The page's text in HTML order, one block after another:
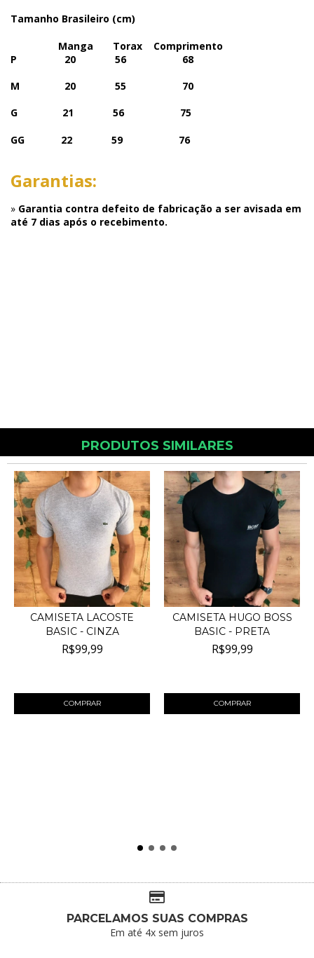
Tamanho Brasileiro (cm)
Manga Torax Comprimento
P 20 56 68
M 20 55 70
G 21 56 75
GG 22 59 76
Garantias:
» Garantia contra defeito de fabricação a ser avisada em
até 7 dias após o recebimento.
PRODUTOS SIMILARES
CAMISETA LACOSTE
BASIC - CINZA
R$99,99
COMPRAR
CAMISETA HUGO BOSS
BASIC - PRETA
R$99,99
COMPRAR
PARCELAMOS SUAS COMPRAS
Em até 4x sem juros